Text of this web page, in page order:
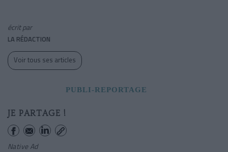
écrit par
LA RÉDACTION
Voir tous ses articles
PUBLI-REPORTAGE
JE PARTAGE !
Native Ad